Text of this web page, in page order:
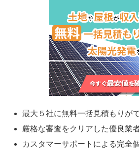
最大５社に無料一括見積もりが
厳格な審査をクリアした優良業
カスタマーサポートによる完全